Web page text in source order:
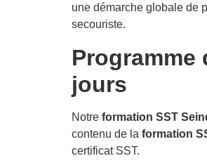
une démarche globale de
secouriste.
Programme
jours
Notre formation SST
contenu de la formation
certificat SST.